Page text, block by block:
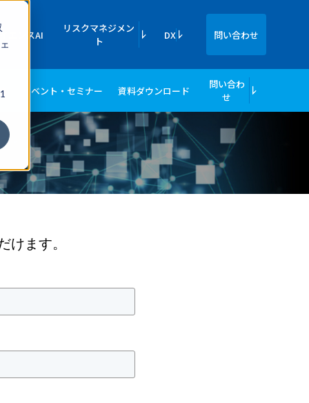
エンスAI
リスクマネジメン
ト
DX 問い合わせ
イベント・セミナー 資料ダウンロード
問い合わ
せ
けます。